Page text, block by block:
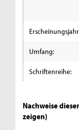
Umfang:
Schriftenreihe:
Nachweise
zeigen)